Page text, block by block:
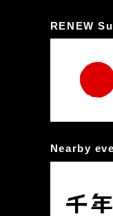
RENEW
Nearby